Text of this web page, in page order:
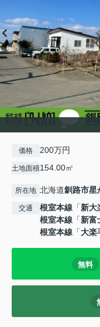
価格 200万円
土地面積154.00㎡
所在地 北海道釧路市星
交通 根室本線 「新大
根室本線 「新富
根室本線 「大楽
無料